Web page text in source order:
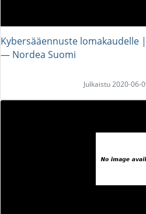
Kybersääennuste lomakaudelle
― Nordea Suomi
Julkaistu 2020-06-